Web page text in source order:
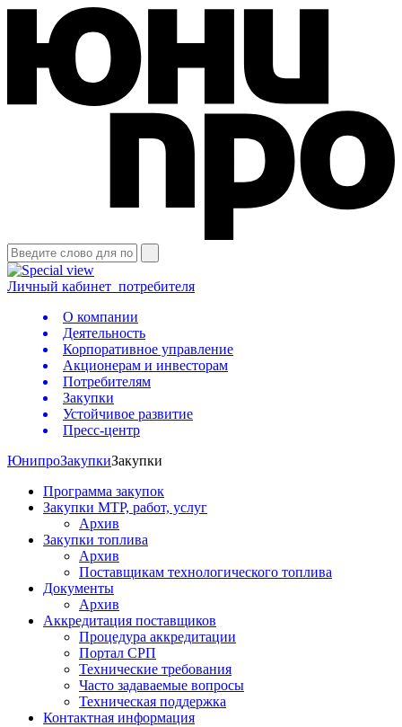
Личный кабинет потребителя
О компании
Деятельность
Корпоративное управление
Акционерам и инвесторам
Потребителям
Закупки
Устойчивое развитие
Пресс-центр
ЮнипроЗакупкиЗакупки
Программа закупок
Закупки МТР, работ, услуг
Архив
Закупки топлива
Архив
Поставщикам технологического топлива
Документы
Архив
Аккредитация поставщиков
Процедура аккредитации
Портал СРП
Технические требования
Часто задаваемые вопросы
Техническая поддержка
Контактная информация